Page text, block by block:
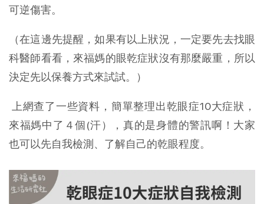
可逆傷害。
（在這邊先提醒，如果有以上狀況，一定要先去找眼
科醫師看看，來福媽的眼乾症狀沒有那麼嚴重，所以
決定先以保養方式來試試。）
上網查了一些資料，簡單整理出乾眼症10大症狀，
來福媽中了４個(汗），真的是身體的警訊啊！大家
也可以先自我檢測、了解自己的乾眼程度。